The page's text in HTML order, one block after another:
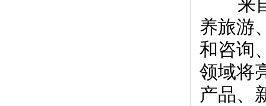
来
养旅游
和咨询
领域将
产品、